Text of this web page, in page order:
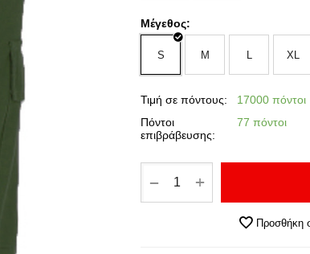
Μέγεθος:
S M L XL
Τιμή σε πόντους:
17000 πόντοι
Πόντοι
επιβράβευσης:
77 πόντοι
+
−
Προσθήκη